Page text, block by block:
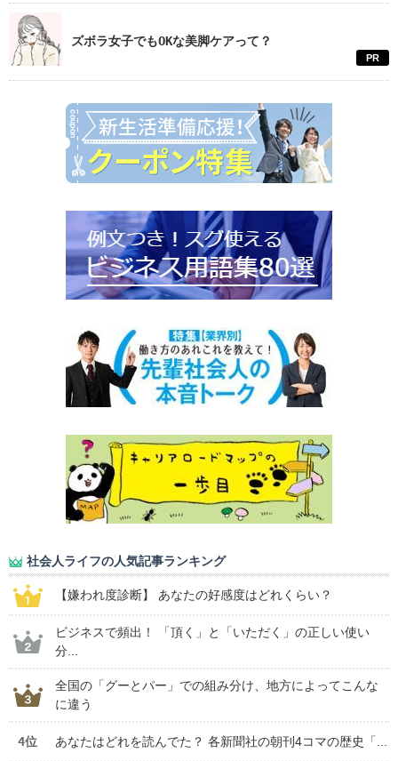
ズボラ女子でもOKな美脚ケアって？
PR
社会人ライフの人気記事ランキング
【嫌われ度診断】 あなたの好感度はどれくらい？
ビジネスで頻出！ 「頂く」と「いただく」の正しい使い
分...
全国の「グーとパー」での組み分け、地方によってこんな
に違う
4位 あなたはどれを読んでた？ 各新聞社の朝刊4コマの歴史「...